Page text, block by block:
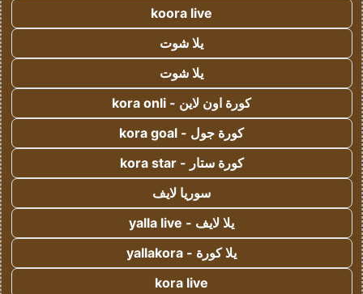
koora live
يلا شوت
يلا شوت
كورة اون لاين - kora onli
كورة جول - kora goal
كورة ستار - kora star
سوريا لايف
يلا لايف - yalla live
يلا كورة - yallakora
kora live